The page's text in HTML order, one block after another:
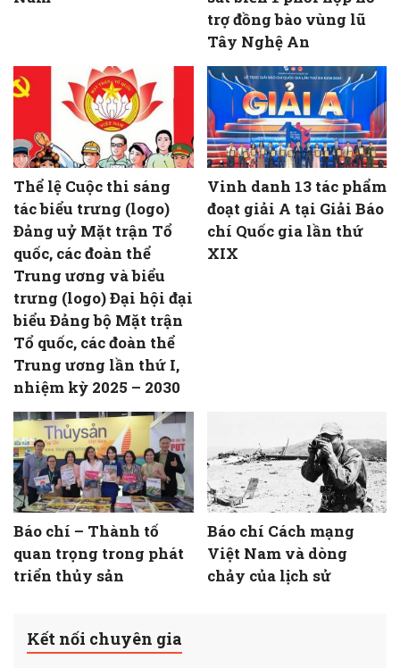
trợ đồng bào vùng lũ
Tây Nghệ An
Thể lệ Cuộc thi sáng
tác biểu trưng (logo)
Đảng uỷ Mặt trận Tổ
quốc, các đoàn thể
Trung ương và biểu
trưng (logo) Đại hội đại
biểu Đảng bộ Mặt trận
Tổ quốc, các đoàn thể
Trung ương lần thứ I,
nhiệm kỳ 2025 – 2030
Vinh danh 13 tác phẩm
đoạt giải A tại Giải Báo
chí Quốc gia lần thứ
XIX
Báo chí – Thành tố
quan trọng trong phát
triển thủy sản
Báo chí Cách mạng
Việt Nam và dòng
chảy của lịch sử
Kết nối chuyên gia